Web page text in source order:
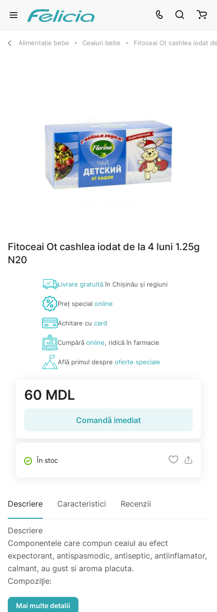
Alimentație bebe Ceaiuri bebe Fitoceai Ot cashlea iodat
Fitoceai Ot cashlea iodat de la 4 luni 1.25g
N20
Livrare gratuităîn Chișinău și regiuni
Preț special online
Achitare cu card
Cumpărăonline, ridică în farmacie
Află primul despre oferte speciale
60 MDL
Comandă imediat
În stoc
Descriere Caracteristici Recenzii
Descriere
Componentele care compun ceaiul au efect
expectorant, antispasmodic, antiseptic, antiinflamator,
calmant, au gust si aroma placuta.
Compoziţie:
frunze de melisa, iarbă de șoricel, plantă de oregano,